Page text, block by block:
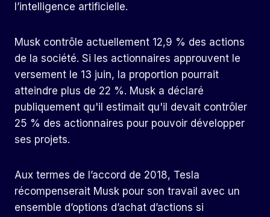
l’intelligence artificielle.
Musk contrôle actuellement 12,9 % des actions
de la société. Si les actionnaires approuvent le
versement le 13 juin, la proportion pourrait
atteindre plus de 22 %. Musk a déclaré
publiquement qu'il estimait qu'il devait contrôler
25 % des actionnaires pour pouvoir développer
ses projets.
Aux termes de l’accord de 2018, Tesla
récompenserait Musk pour son travail avec un
ensemble d’options d’achat d’actions si